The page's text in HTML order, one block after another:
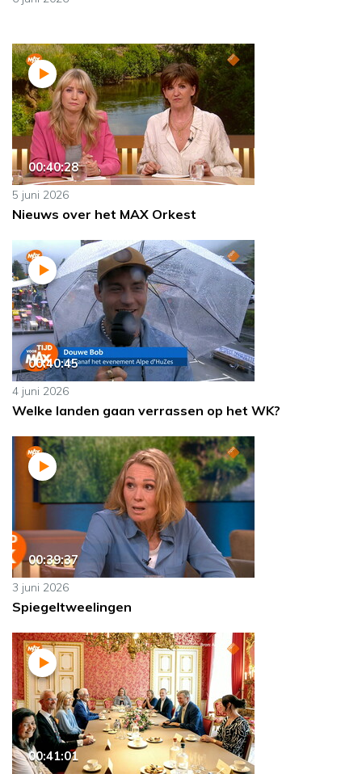
00:40:28
5 juni 2026
Nieuws over het MAX Orkest
00:40:45
4 juni 2026
Welke landen gaan verrassen op het WK?
00:39:37
3 juni 2026
Spiegeltweelingen
00:41:01